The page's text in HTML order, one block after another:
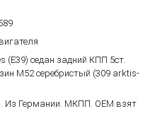
(E39) седан задний КПП 5ст.
M52 серебристый (309 arktis-
Из Германии. МКПП. ОЕМ взят